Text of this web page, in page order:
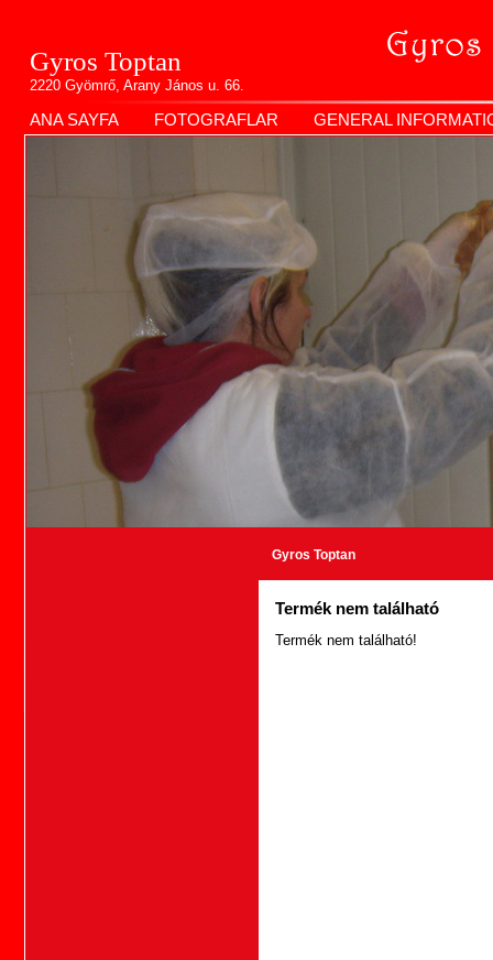
Termék nem található
Termék nem található!
Gyros Toptan
ANA SAYFA FOTOGRAFLAR GENERAL
Gyros Toptan
2220 Gyömrő, Arany János u. 66.